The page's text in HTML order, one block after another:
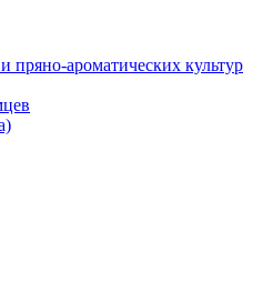
и пряно-ароматических культур